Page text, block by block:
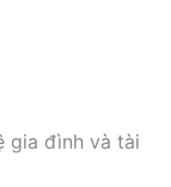
gia đình và tài